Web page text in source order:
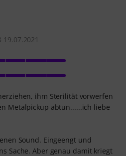
19.07.2021
ihm Sterilität vorwerfen
Metalpickup abtun......ich liebe
Sound. Eingeengt und
Sache. Aber genau damit kriegt